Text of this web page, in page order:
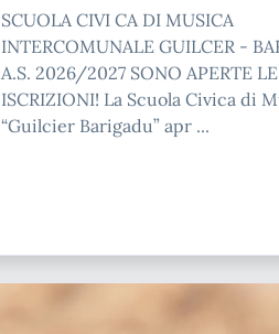
SCUOLA CIVI CA DI MUSICA
INTERCOMUNALE GUILCER -
A.S. 2026/2027 SONO APERTE LE
ISCRIZIONI! La Scuola Civica di
“Guilcier Barigadu” apr ...